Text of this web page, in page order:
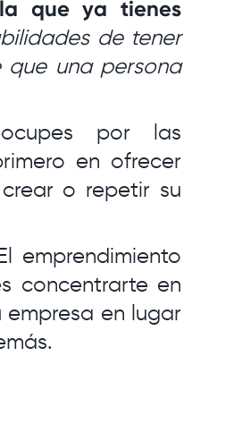
que ya tienes
de tener
una persona
por las
en ofrecer
o repetir su
emprendimiento
concentrarte en
en lugar